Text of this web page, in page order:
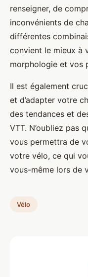
renseigner, de
inconvénients de
différentes
convient le mieux à
morphologie et vos
Il est également
et d’adapter votre
des tendances et
VTT. N’oubliez pas
vous permettra de
votre vélo, ce qui
vous-même lors de
Vélo